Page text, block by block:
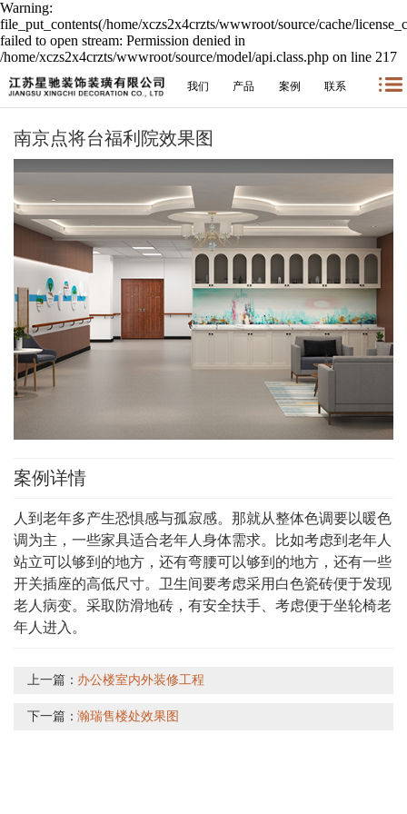
Warning:
file_put_contents(/home/xczs2x4crzts/wwwroot/source/cache/
failed to open stream: Permission denied in
/home/xczs2x4crzts/wwwroot/source/model/api.class.php on line 217
我们 产品 案例 联系
南京点将台福利院效果图
案例详情
人到老年多产生恐惧感与孤寂感。那就从整体色调要以暖色
调为主，一些家具适合老年人身体需求。比如考虑到老年人
站立可以够到的地方，还有弯腰可以够到的地方，还有一些
开关插座的高低尺寸。卫生间要考虑采用白色瓷砖便于发现
老人病变。采取防滑地砖，有安全扶手、考虑便于坐轮椅老
年人进入。
上一篇： 办公楼室内外装修工程
下一篇：瀚瑞售楼处效果图